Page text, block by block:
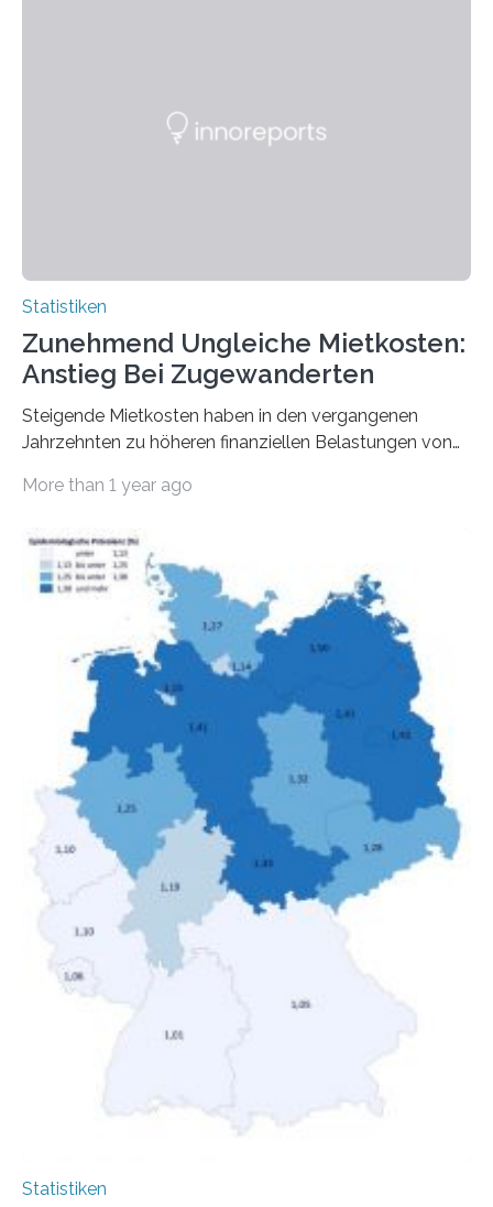
Statistiken
Zunehmend Ungleiche Mietkosten:
Anstieg Bei Zugewanderten
Steigende Mietkosten haben in den vergangenen
Jahrzehnten zu höheren finanziellen Belastungen von
Bundesinstitut für Bevölkerungsforschung (BiB)
gesamten Einkommen zwischen 1990 und 2020 für
unterschiedliche Einkommensgruppen sowie für in
Deutschland geborene Menschen und Zugewanderte
verändert hat. Das Ergebnis: Während Personen mit
hohen Einkommen (oberstes Quintil der Verteilung der
Nettoäquivalenzeinkommen) nur einen moderaten
Anstieg des Mietanteils am Gesamteinkommen
hinnehmen mussten, nahm die Belastung bei
Menschen mit…
More than 1 year ago
Statistiken